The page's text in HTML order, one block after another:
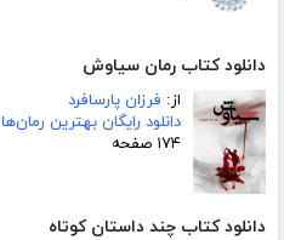
دانلود کتاب رمان سیاوش
از: فرزان پارسافرد
دانلود رایگان بهترین رمان‌ها
۱۷۴ صفحه
دانلود کتاب چند داستان کوتاه